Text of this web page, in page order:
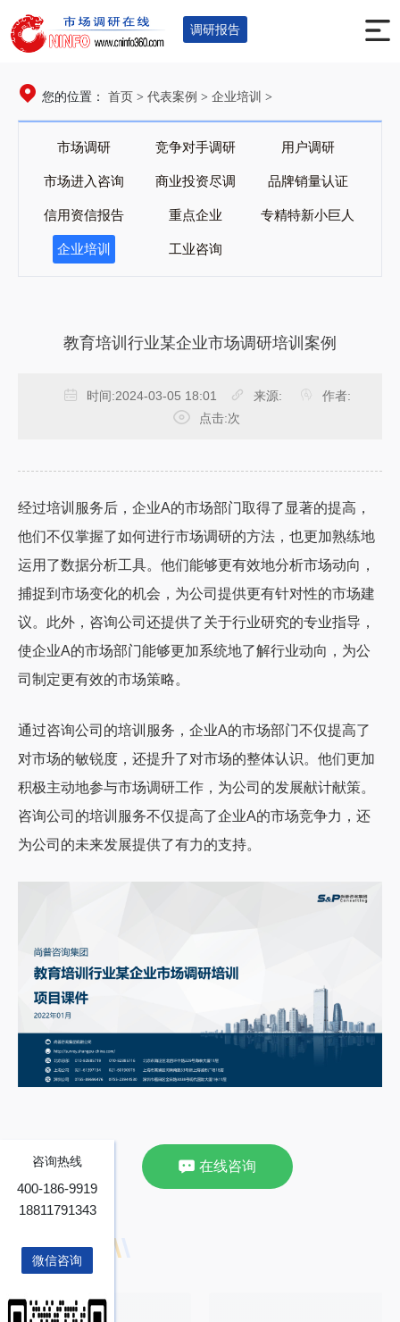
调研报告
您的位置： 首页 > 代表案例 > 企业培训 >
市场调研 竞争对手调研 用户调研
市场进入咨询 商业投资尽调 品牌销量认证
信用资信报告 重点企业 专精特新小巨人
企业培训 工业咨询
教育培训行业某企业市场调研培训案例
时间:2024-03-05 18:01 来源:
作者:
点击:次
经过培训服务后，企业A的市场部门取得了显著的提高，
他们不仅掌握了如何进行市场调研的方法，也更加熟练地
运用了数据分析工具。他们能够更有效地分析市场动向，
捕捉到市场变化的机会，为公司提供更有针对性的市场建
议。此外，咨询公司还提供了关于行业研究的专业指导，
使企业A的市场部门能够更加系统地了解行业动向，为公
司制定更有效的市场策略。
通过咨询公司的培训服务，企业A的市场部门不仅提高了
对市场的敏锐度，还提升了对市场的整体认识。他们更加
积极主动地参与市场调研工作，为公司的发展献计献策。
咨询公司的培训服务不仅提高了企业A的市场竞争力，还
为公司的未来发展提供了有力的支持。
在线咨询
相关推荐
咨询热线
400-186-9919
18811791343
微信咨询